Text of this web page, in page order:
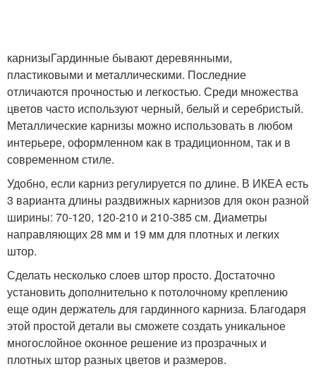
карнизыГардинные бывают деревянными,
пластиковыми и металлическими. Последние
отличаются прочностью и легкостью. Среди множества
цветов часто используют черный, белый и серебристый.
Металлические карнизы можно использовать в любом
интерьере, оформленном как в традиционном, так и в
современном стиле.
Удобно, если карниз регулируется по длине. В ИКЕА есть
3 варианта длины раздвижных карнизов для окон разной
ширины: 70-120, 120-210 и 210-385 см. Диаметры
направляющих 28 мм и 19 мм для плотных и легких
штор.
Сделать несколько слоев штор просто. Достаточно
установить дополнительно к потолочному креплению
еще один держатель для гардинного карниза. Благодаря
этой простой детали вы сможете создать уникальное
многослойное оконное решение из прозрачных и
плотных штор разных цветов и размеров.